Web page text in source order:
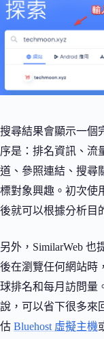
搜尋結果會顯示一個
序是：排名資訊、流
道、參照連結、搜尋
標對象興趣。初次使
後就可以根據分析目
另外，SimilarWeb 也
後在瀏覽任何網站時
球排名和每月訪問量
說，可以省下很多來
估 Bluehost 虛擬主機